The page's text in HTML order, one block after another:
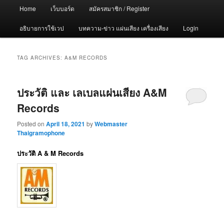
Home เว็บบอร์ด สมัครสมาชิก / Register
อธิบายการใช้เวป บทความ-ข่าว แผ่นเสียง เครื่องเสียง Login
TAG ARCHIVES:A&M RECORDS
ประวัติ และ เลเบลแผ่นเสียง A&M
Records
Posted onApril 18, 2021 byWebmaster
Thaigramophone
ประวัติ A & M Records